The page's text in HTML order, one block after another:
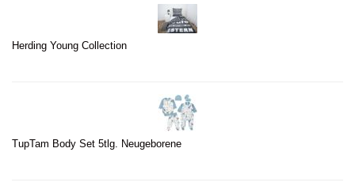
Herding Young Collection
TupTam Body Set 5tlg. Neugeborene